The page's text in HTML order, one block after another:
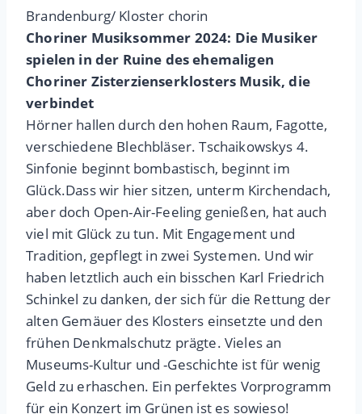
Brandenburg/ Kloster chorin
Choriner Musiksommer 2024: Die Musiker
spielen in der Ruine des ehemaligen
Choriner Zisterzienserklosters Musik, die
verbindet
Hörner hallen durch den hohen Raum, Fagotte,
verschiedene Blechbläser. Tschaikowskys 4.
Sinfonie beginnt bombastisch, beginnt im
Glück.Dass wir hier sitzen, unterm Kirchendach,
aber doch Open-Air-Feeling genießen, hat auch
viel mit Glück zu tun. Mit Engagement und
Tradition, gepflegt in zwei Systemen. Und wir
haben letztlich auch ein bisschen Karl Friedrich
Schinkel zu danken, der sich für die Rettung der
alten Gemäuer des Klosters einsetzte und den
frühen Denkmalschutz prägte. Vieles an
Museums-Kultur und -Geschichte ist für wenig
Geld zu erhaschen. Ein perfektes Vorprogramm
für ein Konzert im Grünen ist es sowieso!